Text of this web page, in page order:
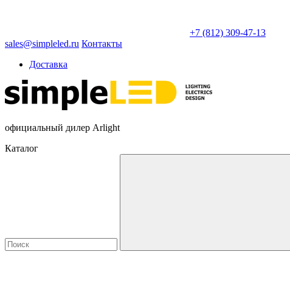
+7 (812) 309-47-13
sales@simpleled.ru Контакты
Доставка
официальный дилер Arlight
Каталог